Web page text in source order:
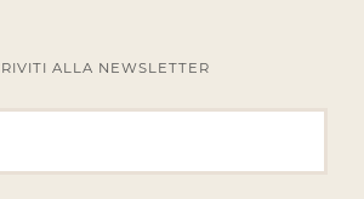
ALLA NEWSLETTER